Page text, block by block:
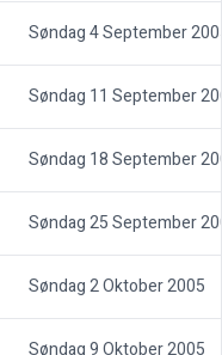
Søndag 4 September
Søndag 11 September
Søndag 18 September
Søndag 25 September
Søndag 2 Oktober 2005